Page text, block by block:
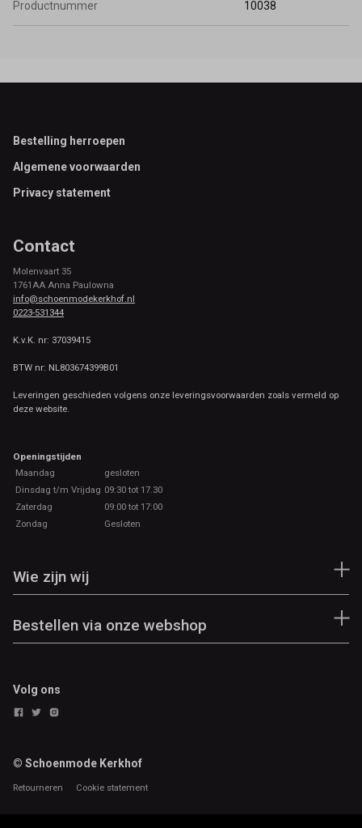
Productnummer 10038
Footer
Bestelling herroepen
Algemene voorwaarden
Privacy statement
Contact
Molenvaart 35
1761AA Anna Paulowna
info@schoenmodekerkhof.nl
0223-531344
K.v.K. nr: 37039415
BTW nr: NL803674399B01
Leveringen geschieden volgens onze leveringsvoorwaarden zoals vermeld op
deze website.
Openingstijden
Maandag
gesloten
Dinsdag t/m Vrijdag 09:30 tot 17.30
Zaterdag
09:00 tot 17:00
Zondag
Gesloten
Wie zijn wij
Bestellen via onze webshop
Volg ons
© Schoenmode Kerkhof
Retourneren Cookie statement